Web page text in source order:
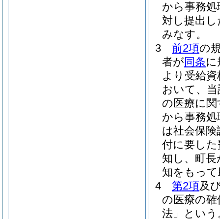
から事務
対し提出
みなす。
3
前2項の
者が同条に
より受給
おいて、
の医療に
から事務
は社会保
付に要し
知し、町
知をもっ
4
第2項及
の医療の
法」という